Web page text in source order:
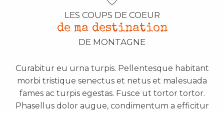
LES COUPS DE COEUR
de ma destination
DE MONTAGNE
Curabitur eu urna turpis. Pellentesque habitant
morbi tristique senectus et netus et malesuada
fames ac turpis egestas. Fusce ut tortor tortor.
Phasellus dolor augue, condimentum a efficitur